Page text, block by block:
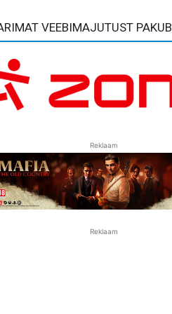
VEEBIMAJUTUST PAKUB
Reklaam
Reklaam